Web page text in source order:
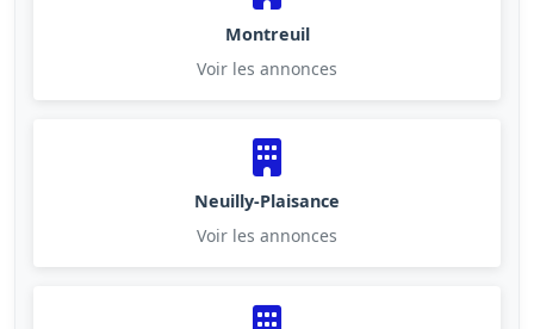
Montreuil
Voir les annonces
Neuilly-Plaisance
Voir les annonces